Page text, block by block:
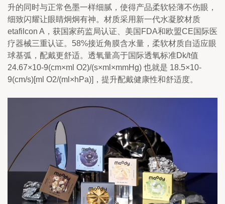
升的同时与正常色墨一样细腻，使得产品柔软轻薄不伤眼，
细致闪耀让眼睛炯炯有神。材质采用新一代水凝胶材质
etafilcon A，获国家药监局认证、美国FDA和欧盟CE国际医
疗器械三重认证。58%接近角膜含水量，柔软材质自适应眼
球基弧，配戴更舒适。透氧量高于国际透氧标准Dk/t值
24.67×10-9(cm×ml O2)/(s×ml×mmHg) 也就是 18.5×10-
9(cm/s)[ml O2/(ml×hPa)]，提升配戴健康性和舒适度。